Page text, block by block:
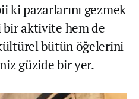
pazarlarını gezmek
bir aktivite hem de
bütün öğelerini
güzide bir yer.